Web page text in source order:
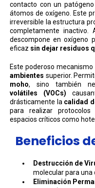
contacto con un
átomos de oxígeno. Este
irreversible la estructura
completamente
descompone en oxígeno
eficaz sin dejar residuos
Este poderoso
ambientes superior.
moho, sino también
volátiles (VOCs)
drásticamente la calidad
para realizar
espacios críticos como
Beneficios
Destrucción de
molecular para una
Eliminación